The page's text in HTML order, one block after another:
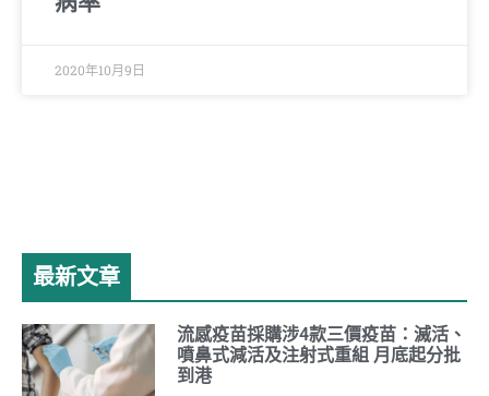
2020年10月9日
最新文章
流感疫苗採購涉4款三價疫苗：滅活、
噴鼻式減活及注射式重組 月底起分批
到港